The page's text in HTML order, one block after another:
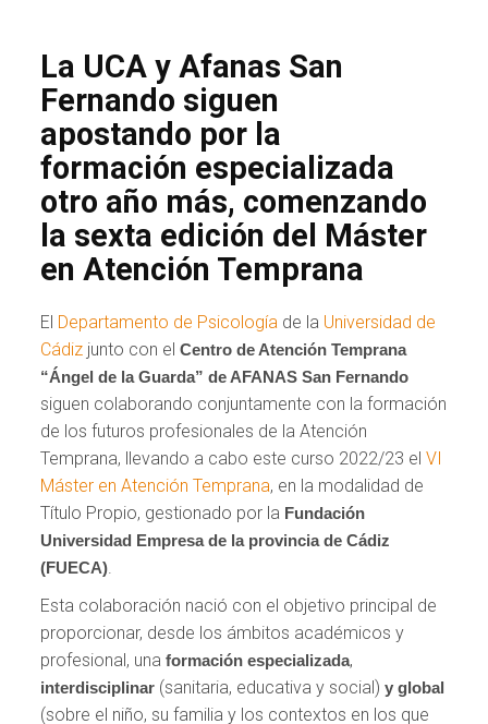
La UCA y Afanas San
Fernando siguen
apostando por la
formación especializada
otro año más, comenzando
la sexta edición del Máster
en Atención Temprana
El Departamento de Psicología de la Universidad de
Cádiz junto con elCentro de Atención Temprana
“Ángel de la Guarda” de AFANAS San Fernando
siguen colaborando conjuntamente con la formación
de los futuros profesionales de la Atención
Temprana, llevando a cabo este curso 2022/23 elVI
Máster en Atención Temprana, en la modalidad de
Título Propio, gestionado por la Fundación
Universidad Empresa de la provincia de Cádiz
(FUECA)
Esta colaboración nació con el objetivo principal de
proporcionar, desde los ámbitos académicos y
profesional, unaformación especializada,
interdisciplinar (sanitaria, educativa y social)y global
(sobre el niño, su familia y los contextos en los que